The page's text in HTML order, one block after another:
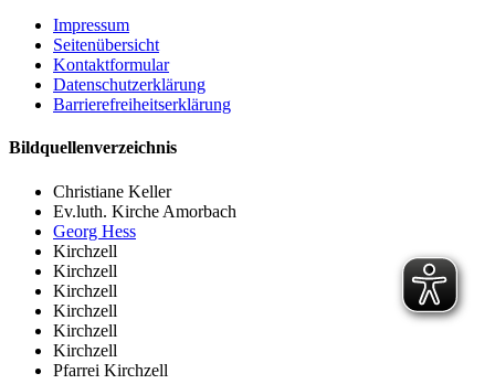
Impressum
Seitenübersicht
Kontaktformular
Datenschutzerklärung
Barrierefreiheitserklärung
Bildquellenverzeichnis
Christiane Keller
Ev.luth. Kirche Amorbach
Georg Hess
Kirchzell
Kirchzell
Kirchzell
Kirchzell
Kirchzell
Kirchzell
Pfarrei Kirchzell